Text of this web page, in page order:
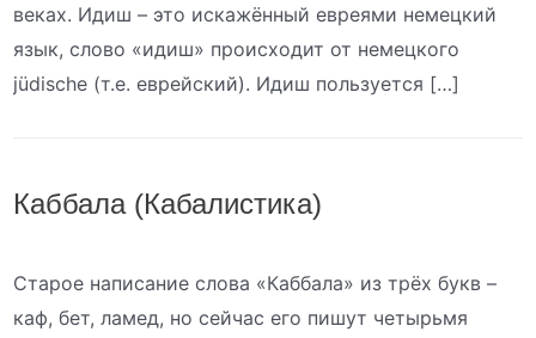
веках. Идиш – это искажённый евреями немецкий
язык, слово «идиш» происходит от немецкого
jüdische (т.е. еврейский). Идиш пользуется […]
Каббала (Кабалистика)
Старое написание слова «Каббала» из трёх букв –
каф, бет, ламед, но сейчас его пишут четырьмя